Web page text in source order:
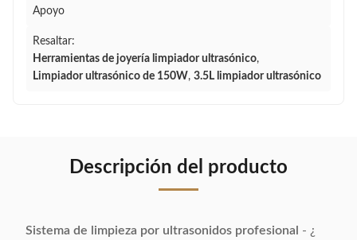
Apoyo
Resaltar:
Herramientas de joyería limpiador ultrasónico,
Limpiador ultrasónico de 150W, 3.5L limpiador ultrasónico
Descripción del producto
Sistema de limpieza por ultrasonidos profesional - ¿